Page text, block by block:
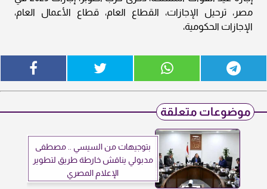
مصر، ترحيل الإجازات، القطاع العام، قطاع الأعمال العام،
الإجازات الحكومية،
موضوعات متعلقة
بتوجيهات من السيسي .. مصطفى
مدبولي يناقش خارطة طريق لتطوير
الإعلام المصري